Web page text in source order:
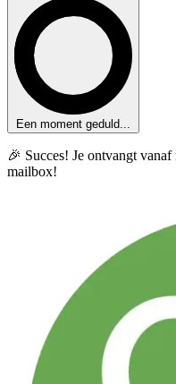
Een moment geduld...
🎉 Succes! Je ontvangt
mailbox!